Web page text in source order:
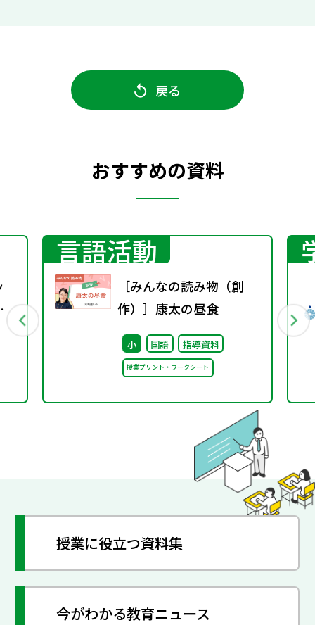
戻る
おすすめの資料
言語活動
［みんなの読み物（創
作）］康太の昼食
小 国語 指導資料
授業プリント・ワークシート
授業に役立つ資料集
今がわかる教育ニュース